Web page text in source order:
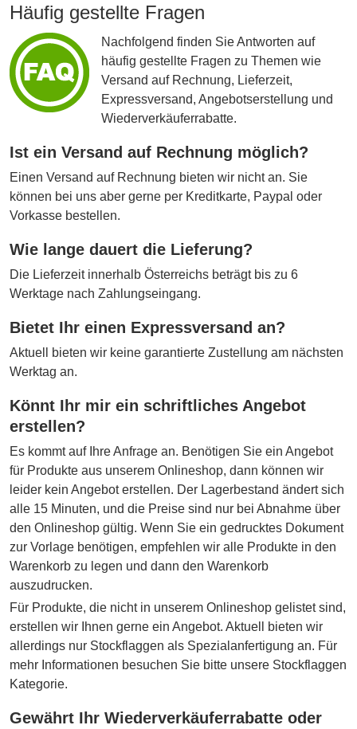
Häufig gestellte Fragen
Nachfolgend finden Sie Antworten auf
häufig gestellte Fragen zu Themen wie
Versand auf Rechnung, Lieferzeit,
Expressversand, Angebotserstellung und
Wiederverkäuferrabatte.
Ist ein Versand auf Rechnung möglich?
Einen Versand auf Rechnung bieten wir nicht an. Sie
können bei uns aber gerne per Kreditkarte, Paypal oder
Vorkasse bestellen.
Wie lange dauert die Lieferung?
Die Lieferzeit innerhalb Österreichs beträgt bis zu 6
Werktage nach Zahlungseingang.
Bietet Ihr einen Expressversand an?
Aktuell bieten wir keine garantierte Zustellung am nächsten
Werktag an.
Könnt Ihr mir ein schriftliches Angebot
erstellen?
Es kommt auf Ihre Anfrage an. Benötigen Sie ein Angebot
für Produkte aus unserem Onlineshop, dann können wir
leider kein Angebot erstellen. Der Lagerbestand ändert sich
alle 15 Minuten, und die Preise sind nur bei Abnahme über
den Onlineshop gültig. Wenn Sie ein gedrucktes Dokument
zur Vorlage benötigen, empfehlen wir alle Produkte in den
Warenkorb zu legen und dann den Warenkorb
auszudrucken.
Für Produkte, die nicht in unserem Onlineshop gelistet sind,
erstellen wir Ihnen gerne ein Angebot. Aktuell bieten wir
allerdings nur Stockflaggen als Spezialanfertigung an. Für
mehr Informationen besuchen Sie bitte unsere Stockflaggen
Kategorie.
Gewährt Ihr Wiederverkäuferrabatte oder